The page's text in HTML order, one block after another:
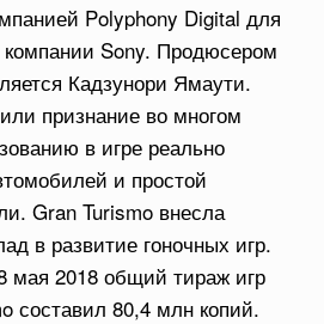
Polyphony Digital для
компании Sony. Продюсером
Кадзунори Ямаути.
признание во многом
в игре реально
и простой
Gran Turismo внесла
в развитие гоночных игр.
мая 2018 общий тираж игр
составил 80,4 млн копий.